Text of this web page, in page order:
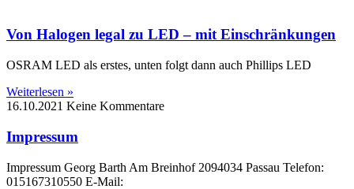
Von Halogen legal zu LED – mit Einschränkungen
OSRAM LED als erstes, unten folgt dann auch Phillips LED
Weiterlesen »
16.10.2021 Keine Kommentare
Impressum
Impressum Georg Barth Am Breinhof 2094034 Passau Telefon:
015167310550 E-Mail: